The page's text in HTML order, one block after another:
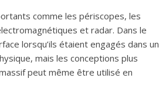
comme les périscopes, les
et radar. Dans le
lorsqu’ils étaient engagés dans un
mais les conceptions plus
peut même être utilisé en